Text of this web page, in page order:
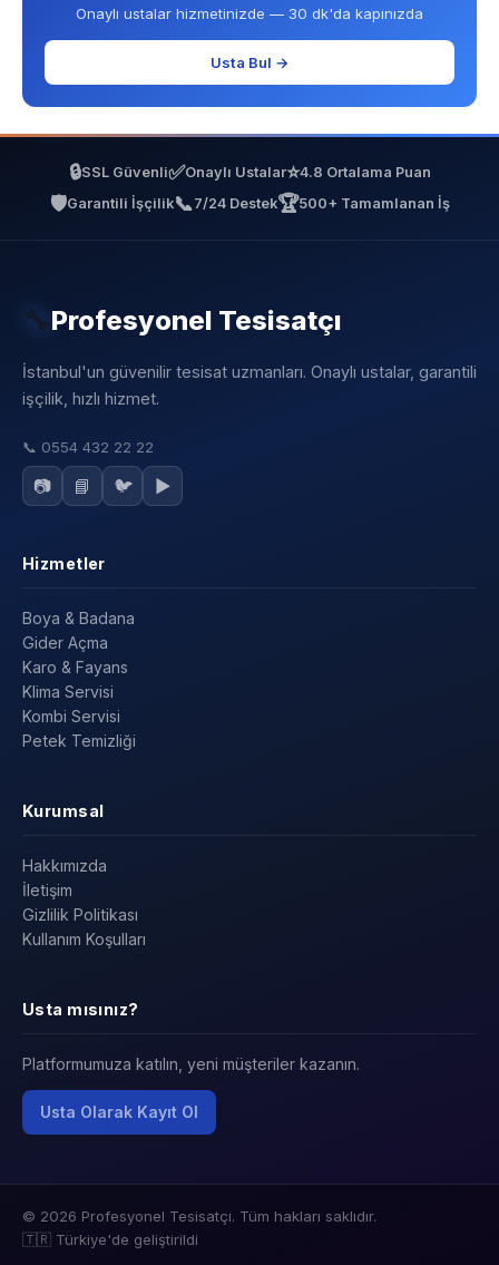
Onaylı ustalar hizmetinizde — 30 dk'da kapınızda
Usta Bul →
🔒SSL Güvenli✅Onaylı Ustalar⭐4.8 Ortalama Puan
🛡️Garantili İşçilik📞 7/24 Destek🏆500+ Tamamlanan İş
🔧Profesyonel Tesisatçı
İstanbul'un güvenilir tesisat uzmanları. Onaylı ustalar, garantili
işçilik, hızlı hizmet.
📞 0554 432 22 22
📷 📘 🐦 ▶️
Hizmetler
Boya & Badana
Gider Açma
Karo & Fayans
Klima Servisi
Kombi Servisi
Petek Temizliği
Kurumsal
Hakkımızda
İletişim
Gizlilik Politikası
Kullanım Koşulları
Usta mısınız?
Platformumuza katılın, yeni müşteriler kazanın.
Usta Olarak Kayıt Ol
© 2026 Profesyonel Tesisatçı. Tüm hakları saklıdır.
🇹🇷 Türkiye'de geliştirildi